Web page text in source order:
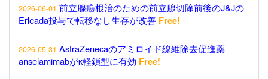
2026-06-01 前立腺癌根治のための前立腺切除前後のJ&Jの
Erleada投与で転移なし生存が改善 Free!
2026-05-31 AstraZenecaのアミロイド線維除去促進薬
anselamimabがκ軽鎖型に有効 Free!